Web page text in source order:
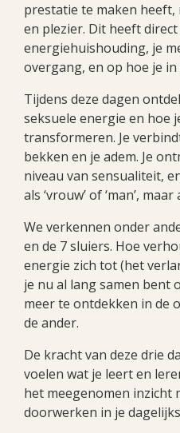
prestatie te maken
en plezier. Dit heeft
energiehuishouding, je
overgang, en op hoe je
Tijdens deze dagen
seksuele energie en hoe
transformeren. Je
bekken en je adem. Je
niveau van sensualiteit,
als ‘vrouw’ of ‘man’,
We verkennen onder
en de 7 sluiers. Hoe
energie zich tot (het
je nu al lang samen bent
meer te ontdekken in de
de ander.
De kracht van deze drie
voelen wat je leert en
het meegenomen inzicht
doorwerken in je